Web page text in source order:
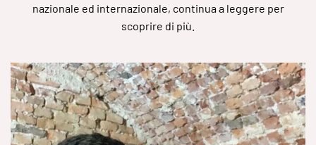
nazionale ed internazionale, continua a leggere per
scoprire di più.